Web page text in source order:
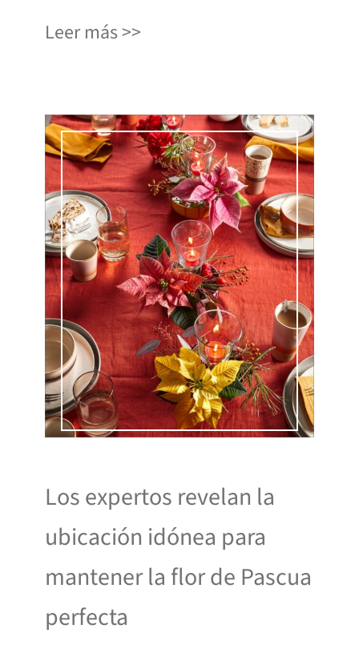
Leer más
Los expertos revelan la
ubicación idónea para
mantener la flor de Pascua
perfecta